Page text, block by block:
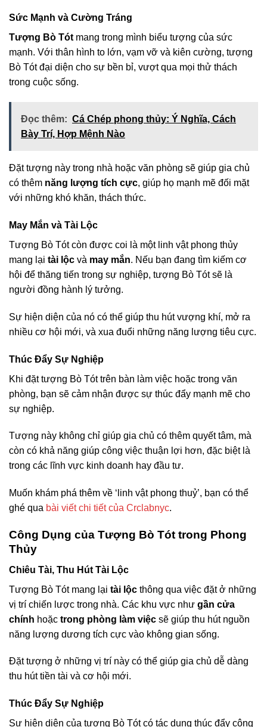
Sức Mạnh và Cường Tráng
Tượng Bò Tót mang trong mình biểu tượng của sức
mạnh. Với thân hình to lớn, vạm vỡ và kiên cường, tượng
Bò Tót đại diện cho sự bền bỉ, vượt qua mọi thử thách
trong cuộc sống.
Đọc thêm: Cá Chép phong thủy: Ý Nghĩa, Cách
Bày Trí, Hợp Mệnh Nào
Đặt tượng này trong nhà hoặc văn phòng sẽ giúp gia chủ
có thêm năng lượng tích cực, giúp họ mạnh mẽ đối mặt
với những khó khăn, thách thức.
May Mắn và Tài Lộc
Tượng Bò Tót còn được coi là một linh vật phong thủy
mang lại tài lộc và may mắn. Nếu bạn đang tìm kiếm cơ
hội để thăng tiến trong sự nghiệp, tượng Bò Tót sẽ là
người đồng hành lý tưởng.
Sự hiện diện của nó có thể giúp thu hút vượng khí, mở ra
nhiều cơ hội mới, và xua đuổi những năng lượng tiêu cực.
Thúc Đẩy Sự Nghiệp
Khi đặt tượng Bò Tót trên bàn làm việc hoặc trong văn
phòng, bạn sẽ cảm nhận được sự thúc đẩy mạnh mẽ cho
sự nghiệp.
Tượng này không chỉ giúp gia chủ có thêm quyết tâm, mà
còn có khả năng giúp công việc thuận lợi hơn, đặc biệt là
trong các lĩnh vực kinh doanh hay đầu tư.
Muốn khám phá thêm về ‘linh vật phong thuỷ’, bạn có thể
ghé qua bài viết chi tiết của Crclabnyc.
Công Dụng của Tượng Bò Tót trong Phong
Thủy
Chiêu Tài, Thu Hút Tài Lộc
Tượng Bò Tót mang lại tài lộc thông qua việc đặt ở những
vị trí chiến lược trong nhà. Các khu vực như gần cửa
chính hoặc trong phòng làm việc sẽ giúp thu hút nguồn
năng lượng dương tích cực vào không gian sống.
Đặt tượng ở những vị trí này có thể giúp gia chủ dễ dàng
thu hút tiền tài và cơ hội mới.
Thúc Đẩy Sự Nghiệp
Sự hiện diện của tượng Bò Tót có tác dụng thúc đẩy công